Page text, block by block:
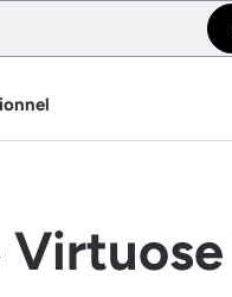
Virtuose